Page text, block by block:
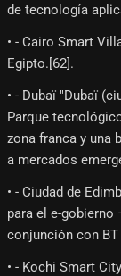
de tecnología
• - Cairo Smart
Egipto.[62]​.
• - Dubaï "Dubaï
Parque
zona franca y una
a mercados
• - Ciudad de
para el e-
conjunción con BT
• - Kochi Smart